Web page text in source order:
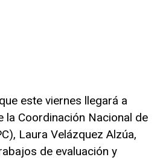
este viernes llegará a
la Coordinación Nacional de
Laura Velázquez Alzúa,
de evaluación y